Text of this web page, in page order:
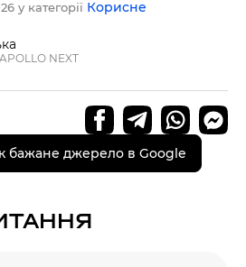
у категорії Корисне
NEXT
бажане джерело в Google